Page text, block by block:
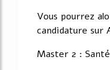
Vous pourrez
candidature sur
Master 2 :